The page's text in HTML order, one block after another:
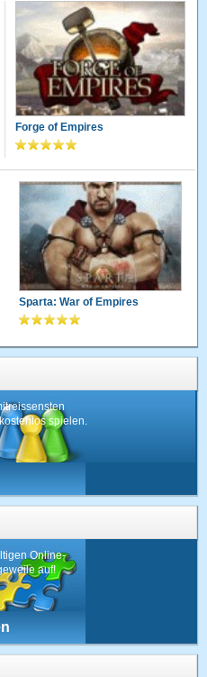
Forge of Empires
Sparta: War of Empires
spielen.
Online-
auf!